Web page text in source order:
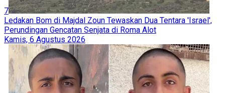
7
Ledakan Bom di Majdal Zoun Tewaskan Dua Tentara 'Israel',
Perundingan Gencatan Senjata di Roma Alot
Kamis, 6 Agustus 2026